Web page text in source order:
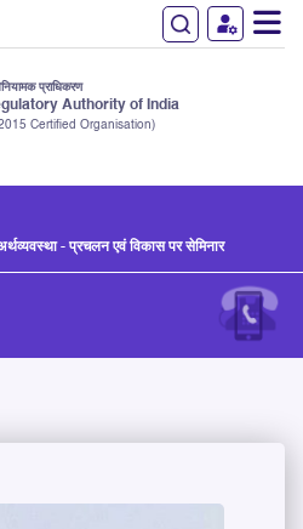
प्राधिकरण
Authority of India
Certified Organisation)
अर्थव्यवस्था - प्रचलन एवं विकास पर सेमिनार